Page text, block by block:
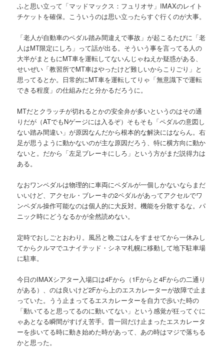
ふと思い立って「マッドマックス：フュリオサ」IMAXのレイト
チケットを確保。こういうのは思い立ったらすぐ行くのが大事。
「老人が自動車のペダル踏み間違えで事故」が起こるたびに「老
人はMT限定にしろ」って話が出る。そういう事を言ってる人の
大半がまともにMT車を運転してないんじゃねえか疑惑がある、
せいぜい「教習所でMT車はやったけど難しいからこりごり」と
思ってるとか。日常的にMT車を運転してりゃ「無意識下で運転
できる程度」の仕組みだと分かるだろうに。
MTだとクラッチが切れるとかの安全弁が多いというのはその通
りだが（ATでもNゲージには入るぞ）そもそも「ペダルの意図し
ない踏み間違い」が原因なんだから根本的な解決にはならん。右
足が思うように動かないのが主な原因だろう、特に横方向に動か
ないと。だから「左足ブレーキにしろ」という方がまだ説得力は
ある。
なおワンペダルは物理的に車両にペダルが一個しかないならまだ
いいけど、アクセル・ブレーキの2ペダルがあってアクセルでワ
ンペダル操作可能なのは個人的に大反対。機能を分散するな。パ
ニック時にどうなるかが全然読めない。
定時でおしごとおわり。風呂と晩ごはんをすませてから一休みし
てからクルマでユナイテッド・シネマ札幌に移動して地下駐車場
に駐車。
今日のIMAXシアター入場口は4Fから（1Fからと4Fからの二通り
がある）、のは良いけど2Fから上のエスカレーターが故障で止ま
っていた。うう止まってるエスカレーターを自力で歩いた時の
「動いてると思ってるのに動いてない」という感覚が狂ってぐに
ゃあとなる瞬間がすげえ苦手。昔一回だけ止まったエスカレータ
ーを歩いてる時に動き始めた時があって、あの時はマジで落ちる
かと思った。